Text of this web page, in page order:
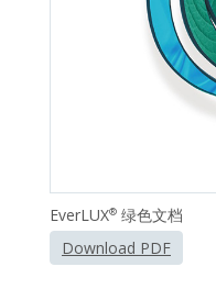
EverLUX® 绿色文档
Download PDF